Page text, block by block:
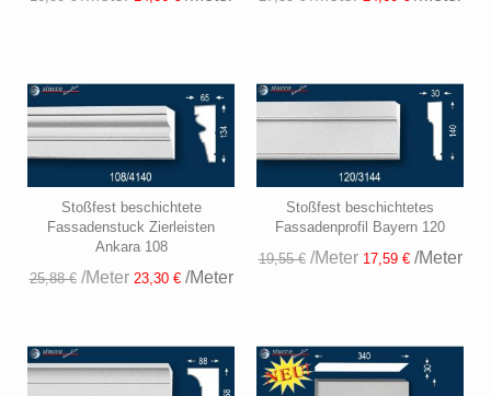
Stoßfest beschichtete
Fassadenstuck Zierleisten
Ankara 108
25,88 €/Meter 23,30 €/Meter
Stoßfest beschichtetes
Fassadenprofil Bayern 120
19,55 €/Meter 17,59 €/Meter